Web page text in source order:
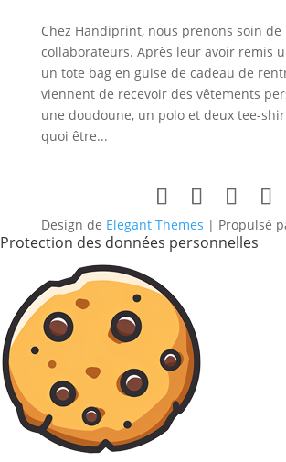
Chez Handiprint, nous prenons soin de
collaborateurs. Après leur avoir remis
un tote bag en guise de cadeau de
viennent de recevoir des vêtements
une doudoune, un polo et deux tee-
quoi être...
Design de Elegant Themes | Propulsé
Protection des données personnelles